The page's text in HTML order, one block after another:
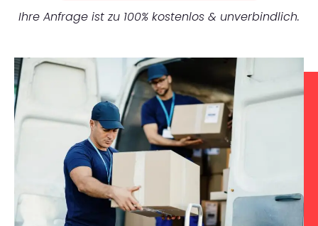
Ihre Anfrage ist zu 100% kostenlos & unverbindlich.